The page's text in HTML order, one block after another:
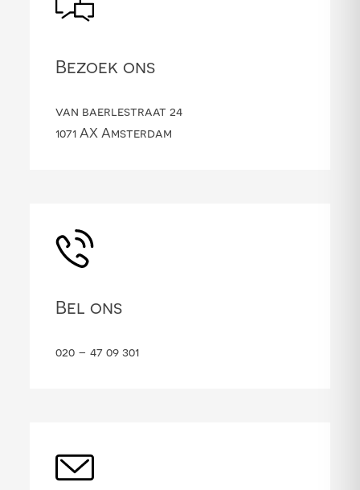
Bezoek ons
van baerlestraat 24
1071 AX Amsterdam
Bel ons
020 – 47 09 301